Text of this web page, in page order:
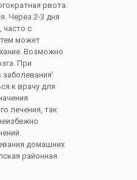
рвота.
Через 2-3 дня
часто с
может
Возможно
При
к врачу для
лечения, так
домашних
районная